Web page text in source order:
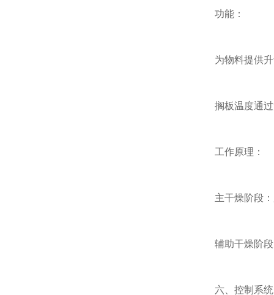
功能：
为物料提供升
搁板温度通过
工作原理：
主干燥阶段：
辅助干燥阶段
六、控制系统